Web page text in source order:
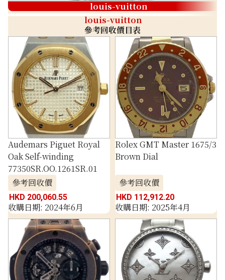
louis-vuitton
louis-vuitton
參考回收價目表
Audemars Piguet Royal
Oak Self-winding
77350SR.OO.1261SR.01
參考回收價
HKD 200,060.55
收購日期: 2024年6月
Rolex GMT Master 1675/3
Brown Dial
參考回收價
HKD 112,912.20
收購日期: 2025年4月